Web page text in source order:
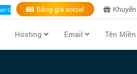
Bảng giá social
Hosting Email Tên